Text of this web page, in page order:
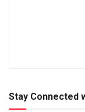
Stay Connected